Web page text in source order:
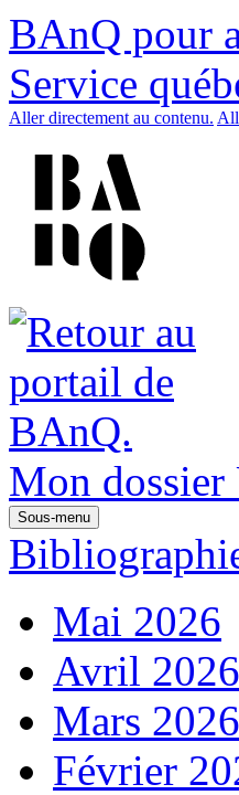
BAnQ pour
Service
Aller directement au contenu.
Mon dossier
Sous-menu
Mai 2026
Avril 2026
Mars 2026
Février